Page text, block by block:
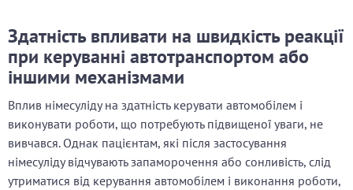
Здатність впливати на швидкість реакції
при керуванні автотранспортом або
іншими механізмами
Вплив німесуліду на здатність керувати автомобілем і
виконувати роботи, що потребують підвищеної уваги, не
вивчався. Однак пацієнтам, які після застосування
німесуліду відчувають запаморочення або сонливість, слід
утриматися від керування автомобілем і виконання роботи,